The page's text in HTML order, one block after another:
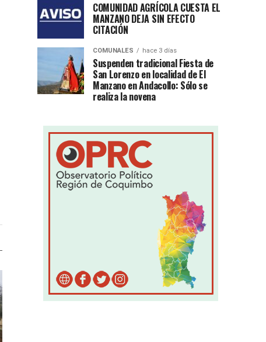
COMUNIDAD AGRÍCOLA CUESTA EL
MANZANO DEJA SIN EFECTO
CITACIÓN
COMUNALES hace 3 días
Suspenden tradicional Fiesta de
San Lorenzo en localidad de El
Manzano en Andacollo: Sólo se
realiza la novena